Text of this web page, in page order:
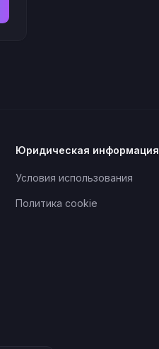
Юридическая информация
Условия использования
Политика cookie